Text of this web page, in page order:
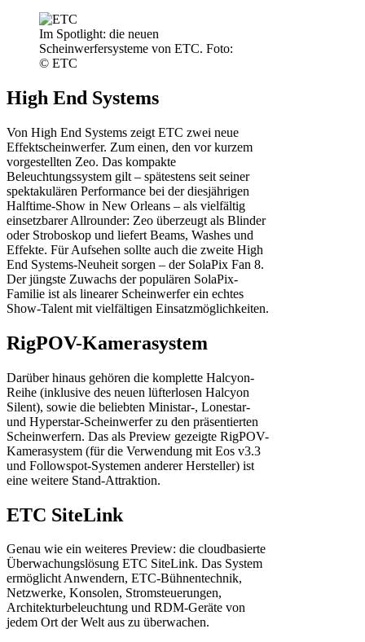
Im Spotlight: die neuen
Scheinwerfersysteme von ETC. Foto:
© ETC
High End Systems
Von High End Systems zeigt ETC zwei neue
Effektscheinwerfer. Zum einen, den vor kurzem
vorgestellten Zeo. Das kompakte
Beleuchtungssystem gilt – spätestens seit seiner
spektakulären Performance bei der diesjährigen
Halftime-Show in New Orleans – als vielfältig
einsetzbarer Allrounder: Zeo überzeugt als Blinder
oder Stroboskop und liefert Beams, Washes und
Effekte. Für Aufsehen sollte auch die zweite High
End Systems-Neuheit sorgen – der SolaPix Fan 8.
Der jüngste Zuwachs der populären SolaPix-
Familie ist als linearer Scheinwerfer ein echtes
Show-Talent mit vielfältigen Einsatzmöglichkeiten.
RigPOV-Kamerasystem
Darüber hinaus gehören die komplette Halcyon-
Reihe (inklusive des neuen lüfterlosen Halcyon
Silent), sowie die beliebten Ministar-, Lonestar-
und Hyperstar-Scheinwerfer zu den präsentierten
Scheinwerfern. Das als Preview gezeigte RigPOV-
Kamerasystem (für die Verwendung mit Eos v3.3
und Followspot-Systemen anderer Hersteller) ist
eine weitere Stand-Attraktion.
ETC SiteLink
Genau wie ein weiteres Preview: die cloudbasierte
Überwachungslösung ETC SiteLink. Das System
ermöglicht Anwendern, ETC-Bühnentechnik,
Netzwerke, Konsolen, Stromsteuerungen,
Architekturbeleuchtung und RDM-Geräte von
jedem Ort der Welt aus zu überwachen.